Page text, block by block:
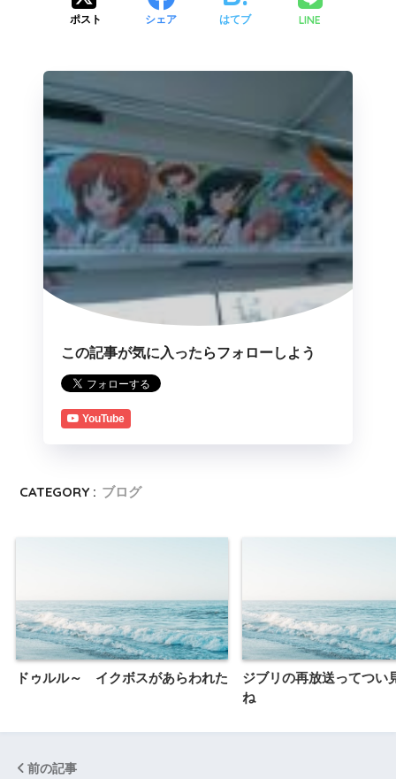
ポスト シェア はてブ LINE
この記事が気に入ったらフォローしよう
YouTube
CATEGORY : ブログ
ドゥルル～ イクボスがあらわれた
ジブリの再放送ってつい
ね
前の記事